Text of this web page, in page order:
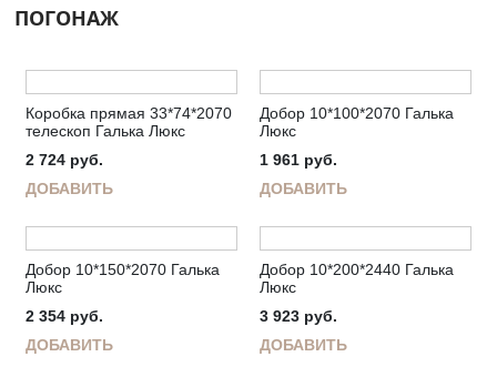
ПОГОНАЖ
Коробка прямая 33*74*2070
телескоп Галька Люкс
2 724 руб.
ДОБАВИТЬ
Добор 10*100*2070 Галька
Люкс
1 961 руб.
ДОБАВИТЬ
Добор 10*150*2070 Галька
Люкс
2 354 руб.
ДОБАВИТЬ
Добор 10*200*2440 Галька
Люкс
3 923 руб.
ДОБАВИТЬ